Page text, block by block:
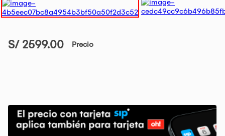
S/ 2599.00 Precio